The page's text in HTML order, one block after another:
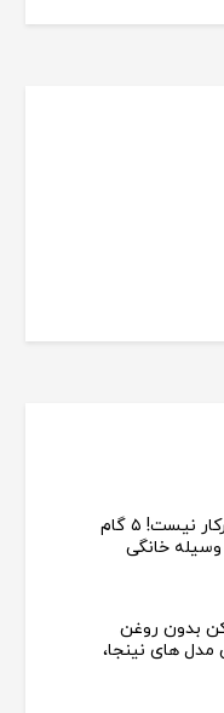
دیگر نیازی به تعمیرکار نیست! ۵ گام
وسیله خانگی
بدون روغن
مدل های نینجا،